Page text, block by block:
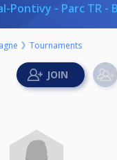
Pontivy - Parc TR -
Tournaments